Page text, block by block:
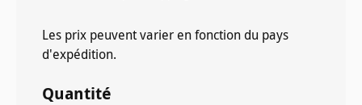
Les prix peuvent varier en fonction du pays
d'expédition.
Quantité